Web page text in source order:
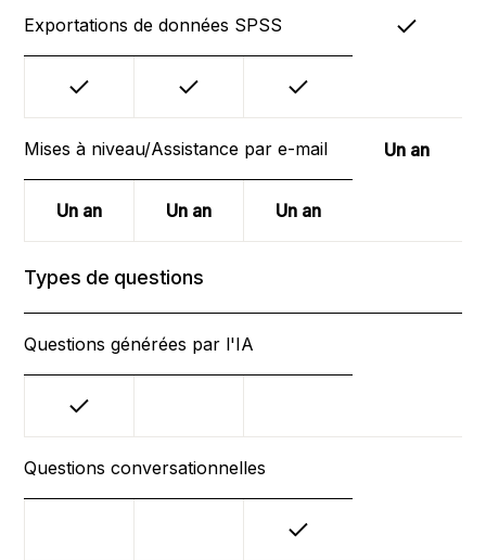
Exportations de données SPSS
Mises à niveau/Assistance par e-mail Un an
Un an Un an Un an
Types de questions
Questions générées par l'IA
Questions conversationnelles